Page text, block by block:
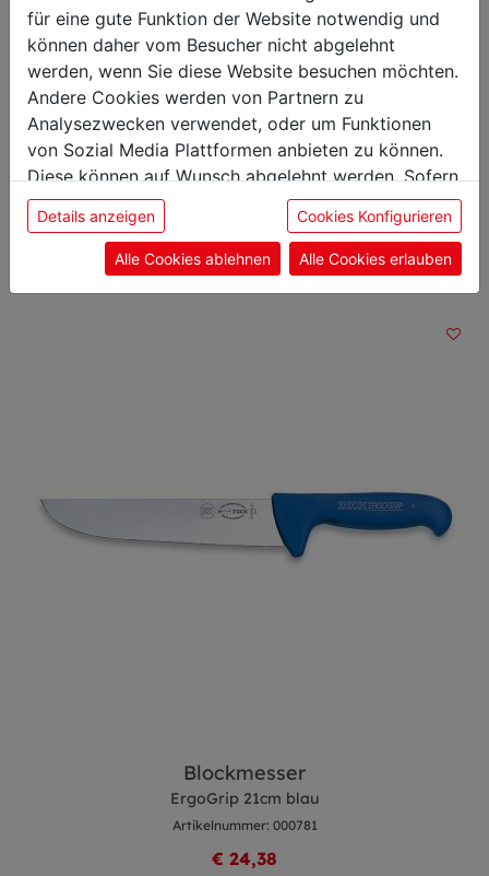
Höhe: 3,80 cm
Gewicht: 0,11 kg
Klingenlänge: 15 cm
Das könnte Sie auch
interessieren
Blockmesser
ErgoGrip 21cm blau
Artikelnummer: 000781
€ 24,38
für eine gute Funktion der Website notwendig und
können daher vom Besucher nicht abgelehnt
werden, wenn Sie diese Website besuchen möchten.
Andere Cookies werden von Partnern zu
Analysezwecken verwendet, oder um Funktionen
von Sozial Media Plattformen anbieten zu können.
Diese können auf Wunsch abgelehnt werden. Sofern
sie unsere Webseite weiter nutzen, geben Sie
Einwilligung zu unseren Cookies.
Details anzeigen Cookies Konfigurieren
Alle Cookies ablehnen Alle Cookies erlauben